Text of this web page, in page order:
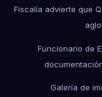
Fiscalía advierte que
Funcionario de
Galería de